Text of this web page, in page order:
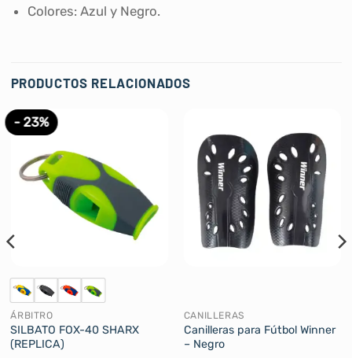
Colores: Azul y Negro.
PRODUCTOS RELACIONADOS
- 23%
ÁRBITRO
SILBATO FOX-40 SHARX
(REPLICA)
CANILLERAS
Canilleras para Fútbol Winner
– Negro